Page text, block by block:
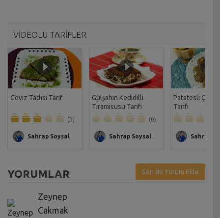
VİDEOLU TARİFLER
Ceviz Tatlısı Tarif
(3)
Sahrap Soysal
Gülşahın Kedidilli
Tiramisusu Tarifi
(0)
Sahrap Soysal
Patatesli Çıtır
Tarifi
Sahrap
YORUMLAR Sen de Yorum Ekle
Zeynep
Cakmak